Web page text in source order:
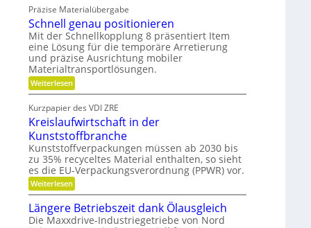
s
c
h
l
i
f
f
e
n
s
c
h
e
r
B
e
d
i
e
n
k
n
a
u
f
m
r
t
u
n
g
s
f
r
e
e
s
H
y
b
r
d
-
K
u
g
Präzise Materialübergabe
Schnell genau positionieren
Mit der Schnellkopplung 8 präsentiert Item
eine Lösung für die temporäre Arretierung
und präzise Ausrichtung mobiler
Materialtransportlösungen.
Weiterlesen:
S
h
n
e
l
l
g
e
n
a
u
p
o
Kurzpapier des VDI ZRE
Kreislaufwirtschaft in der
Kunststoffbranche
Kunststoffverpackungen müssen ab 2030 bis
zu 35% recyceltes Material enthalten, so sieht
es die EU-Verpackungsverordnung (PPWR) vor.
Weiterlesen:
K
r
e
i
Längere Betriebszeit dank Ölausgleich
Die Maxxdrive-Industriegetriebe von Nord